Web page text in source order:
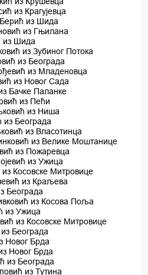
из Крагујевца
из Шида
из Гњилана
из Шида
из Зубиног Потока
из Београда
из Младеновца
из Новог Сада
Бачке Паланке
из Пећи
из Ниша
Београда
из Власотинца
из Велике Моштанице
из Пожаревца
из Ужица
Косовске Митровице
из Краљева
Београда
из Косова Поља
из Ужица
из Косовске Митровице
Београда
Новог Брда
Новог Брда
из Београда
из Тутина